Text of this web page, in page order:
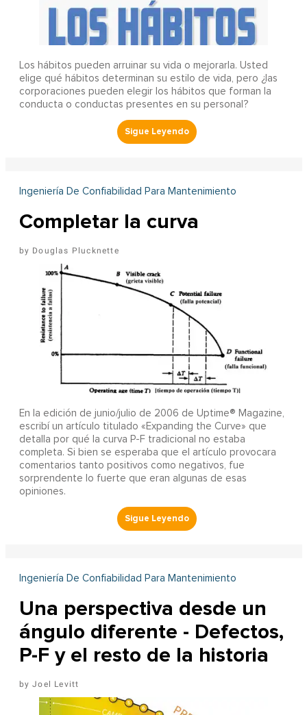
Los hábitos pueden arruinar su vida o mejorarla. Usted
elige qué hábitos determinan su estilo de vida, pero ¿las
corporaciones pueden elegir los hábitos que forman la
conducta o conductas presentes en su personal?
Ingeniería De Confiabilidad Para Mantenimiento
Completar la curva
Douglas Plucknette
En la edición de junio/julio de 2006 de Uptime® Magazine,
escribí un artículo titulado «Expanding the Curve» que
detalla por qué la curva P-F tradicional no estaba
completa. Si bien se esperaba que el artículo provocara
comentarios tanto positivos como negativos, fue
sorprendente lo fuerte que eran algunas de esas
opiniones.
Ingeniería De Confiabilidad Para Mantenimiento
Una perspectiva desde un
ángulo diferente - Defectos,
P-F y el resto de la historia
Joel Levitt